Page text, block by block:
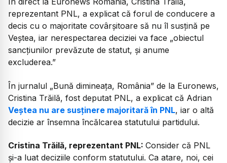
reprezentant PNL, a explicat că forul de conducere a
decis cu o majoritate covârșitoare să nu îl susțină pe
Veștea, iar nerespectarea deciziei va face „obiectul
sancțiunilor prevăzute de statut, și anume
excluderea.”
În jurnalul „Bună dimineața, România” de la Euronews,
Cristina Trăilă, fost deputat PNL, a explicat că Adrian
Veștea nu are susținere majoritară în PNL, iar o altă
decizie ar însemna încălcarea statutului partidului.
Cristina Trăilă, reprezentant PNL: Consider că PNL
și-a luat deciziile conform statutului. Ca atare, noi, cei